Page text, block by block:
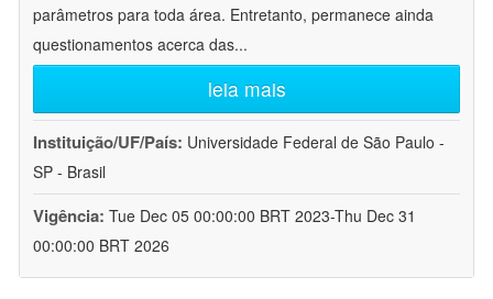
parâmetros para toda área. Entretanto, permanece ainda
questionamentos acerca das...
leia mais
Instituição/UF/País: Universidade Federal de São Paulo -
SP - Brasil
Vigência: Tue Dec 05 00:00:00 BRT 2023-Thu Dec 31
00:00:00 BRT 2026